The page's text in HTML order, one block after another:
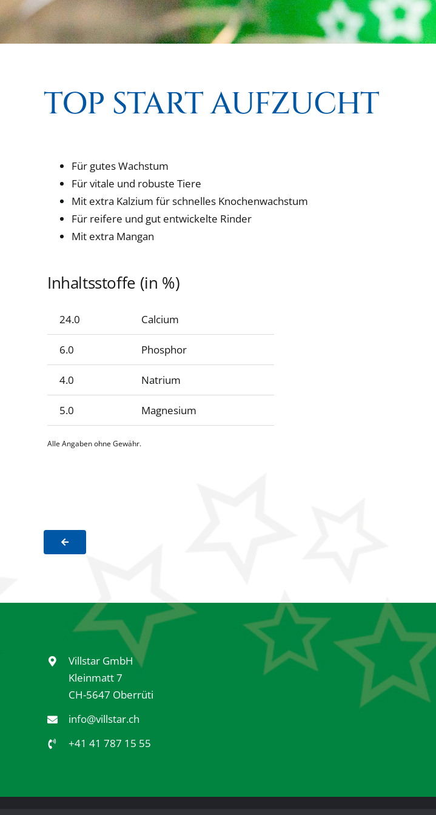
TOP START AUFZUCHT
Für gutes Wachstum
Für vitale und robuste Tiere
Mit extra Kalzium für schnelles Knochenwachstum
Für reifere und gut entwickelte Rinder
Mit extra Mangan
Inhaltsstoffe (in %)
24.0 Calcium
6.0 Phosphor
4.0 Natrium
5.0 Magnesium
Alle Angaben ohne Gewähr.
Villstar GmbH
Kleinmatt 7
CH-5647 Oberrüti
info@villstar.ch
+41 41 787 15 55